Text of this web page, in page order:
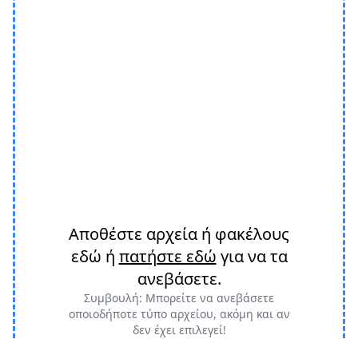
Αποθέστε αρχεία ή φακέλους
εδώ ή πατήστε εδώ για να τα
ανεβάσετε.
Συμβουλή: Μπορείτε να ανεβάσετε
οποιοδήποτε τύπο αρχείου, ακόμη και αν
δεν έχει επιλεγεί!